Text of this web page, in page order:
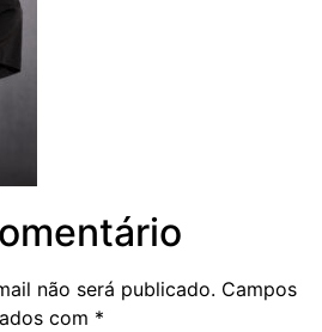
não será publicado. Campos
com *